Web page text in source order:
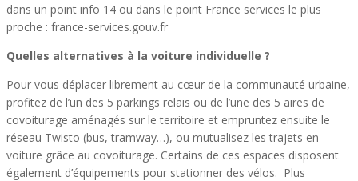
dans un point info 14 ou dans le point France services le plus
proche : france-services.gouv.fr
Quelles alternatives à la voiture individuelle ?
Pour vous déplacer librement au cœur de la communauté urbaine,
profitez de l’un des 5 parkings relais ou de l’une des 5 aires de
covoiturage aménagés sur le territoire et empruntez ensuite le
réseau Twisto (bus, tramway…), ou mutualisez les trajets en
voiture grâce au covoiturage. Certains de ces espaces disposent
également d’équipements pour stationner des vélos. Plus